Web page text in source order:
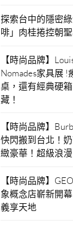
探索台中的隱密
啡」肉桂捲控朝
【時尚品牌】
Nomades家具展
桌，還有經典硬
藏！
【時尚品牌】
快閃搬到台北！
緻豪華！超級浪漫
【時尚品牌】
象概念店嶄新開
義享天地